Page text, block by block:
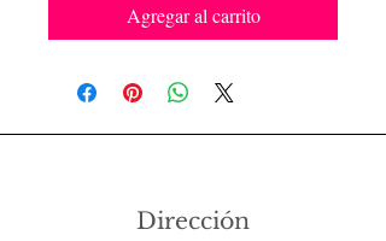
Agregar al carrito
Dirección